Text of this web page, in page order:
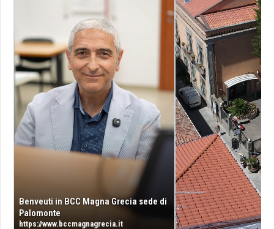
Benveuti in BCC Magna Grecia sede di
Palomonte
https://www.bccmagnagrecia.it